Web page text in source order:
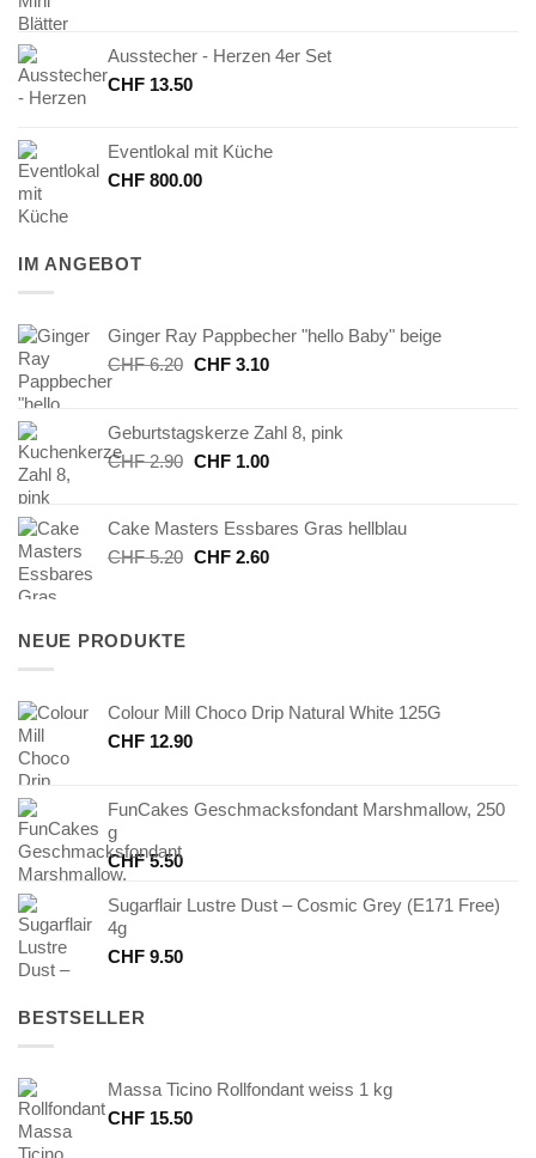
Ausstecher - Herzen 4er Set
CHF 13.50
Eventlokal mit Küche
CHF 800.00
IM ANGEBOT
Ginger Ray Pappbecher "hello Baby" beige
CHF6.20 Ursprünglicher
CHF 6.20
CHF3.10Aktueller
CHF 3.10.
Geburtstagskerze Zahl 8, pink
CHF2.90 Ursprünglicher
CHF 2.90
CHF1.00Aktueller
CHF 1.00.
Cake Masters Essbares Gras hellblau
CHF5.20 Ursprünglicher
CHF2.60Aktueller
NEUE PRODUKTE
Colour Mill Choco Drip Natural White 125G
CHF 12.90
FunCakes Geschmacksfondant Marshmallow, 250
g
CHF5.50
Sugarflair Lustre Dust – Cosmic Grey (E171 Free)
4g
CHF 9.50
BESTSELLER
Massa Ticino Rollfondant weiss 1 kg
CHF 15.50